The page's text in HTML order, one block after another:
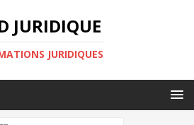
JURIDIQUE
JURIDIQUES